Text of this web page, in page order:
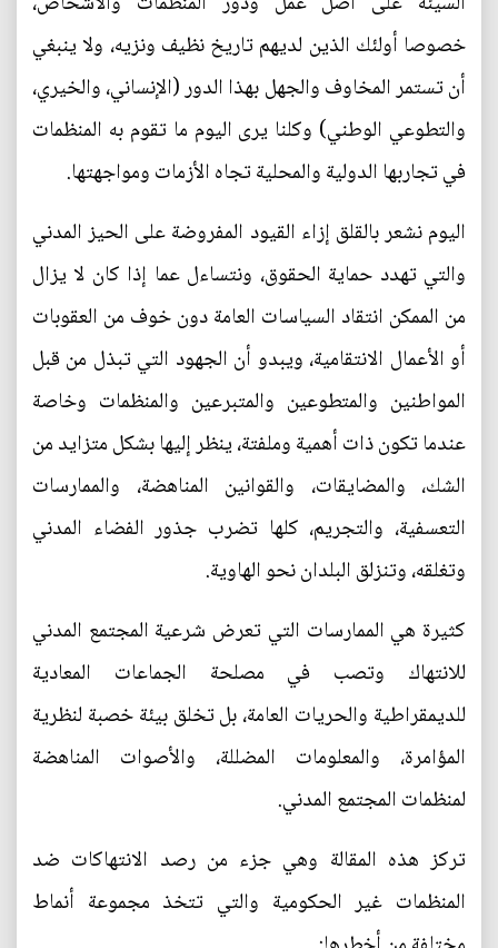
خصوصا أولئك الذين لديهم تاريخ نظيف ونزيه، ولا ينبغي
أن تستمر المخاوف والجهل بهذا الدور (الإنساني، والخيري،
والتطوعي الوطني) وكلنا يرى اليوم ما تقوم به المنظمات
في تجاربها الدولية والمحلية تجاه الأزمات ومواجهتها.
اليوم نشعر بالقلق إزاء القيود المفروضة على الحيز المدني
والتي تهدد حماية الحقوق، ونتساءل عما إذا كان لا يزال
من الممكن انتقاد السياسات العامة دون خوف من العقوبات
أو الأعمال الانتقامية، ويبدو أن الجهود التي تبذل من قبل
المواطنين والمتطوعين والمتبرعين والمنظمات وخاصة
عندما تكون ذات أهمية وملفتة، ينظر إليها بشكل متزايد من
الشك، والمضايقات، والقوانين المناهضة، والممارسات
التعسفية، والتجريم، كلها تضرب جذور الفضاء المدني
وتغلقه، وتنزلق البلدان نحو الهاوية.
كثيرة هي الممارسات التي تعرض شرعية المجتمع المدني
للانتهاك وتصب في مصلحة الجماعات المعادية
للديمقراطية والحريات العامة، بل تخلق بيئة خصبة لنظرية
المؤامرة، والمعلومات المضللة، والأصوات المناهضة
لمنظمات المجتمع المدني.
تركز هذه المقالة وهي جزء من رصد الانتهاكات ضد
المنظمات غير الحكومية والتي تتخذ مجموعة أنماط